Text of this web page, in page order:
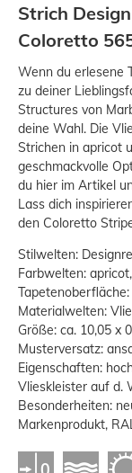
Strich
Coloretto
Wenn du erlesene
zu deiner
Structures von
deine Wahl. Die
Strichen in apricot
geschmackvolle
du hier im Artikel
Lass dich
den Coloretto
Stilwelten:
Farbwelten:
Materialwelten:
Größe: ca. 10,05 x
Musterversatz:
Eigenschaften:
Vlieskleister auf d.
Besonderheiten:
Markenprodukt,